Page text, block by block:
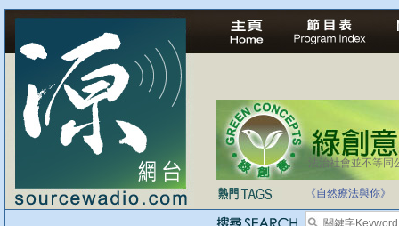
法治社會並不等同
《自然療法與你》